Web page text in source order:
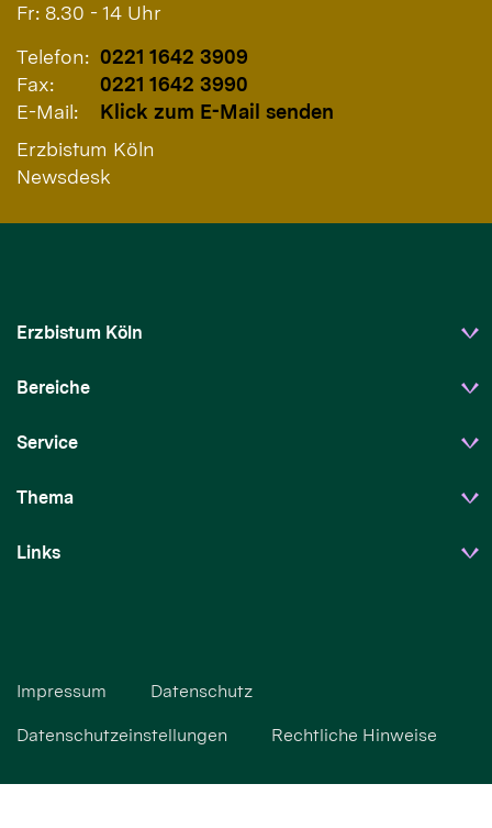
Fr: 8.30 - 14 Uhr
Telefon: 0221 1642 3909
Fax:
0221 1642 3990
E-Mail:
Klick zum E-Mail senden
Erzbistum Köln
Newsdesk
Erzbistum Köln
Bereiche
Service
Thema
Links
Impressum Datenschutz
Datenschutzeinstellungen Rechtliche Hinweise